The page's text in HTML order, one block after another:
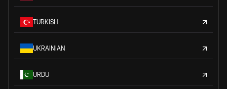
TURKISH
UKRAINIAN
URDU